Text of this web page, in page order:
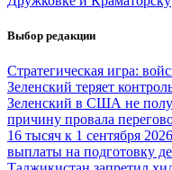
Выбор редакции
Стратегическая игра:
Зеленский теряет
Зеленский в США не
причину провала
16 тысяч к 1 сентября
выплаты на подготовку